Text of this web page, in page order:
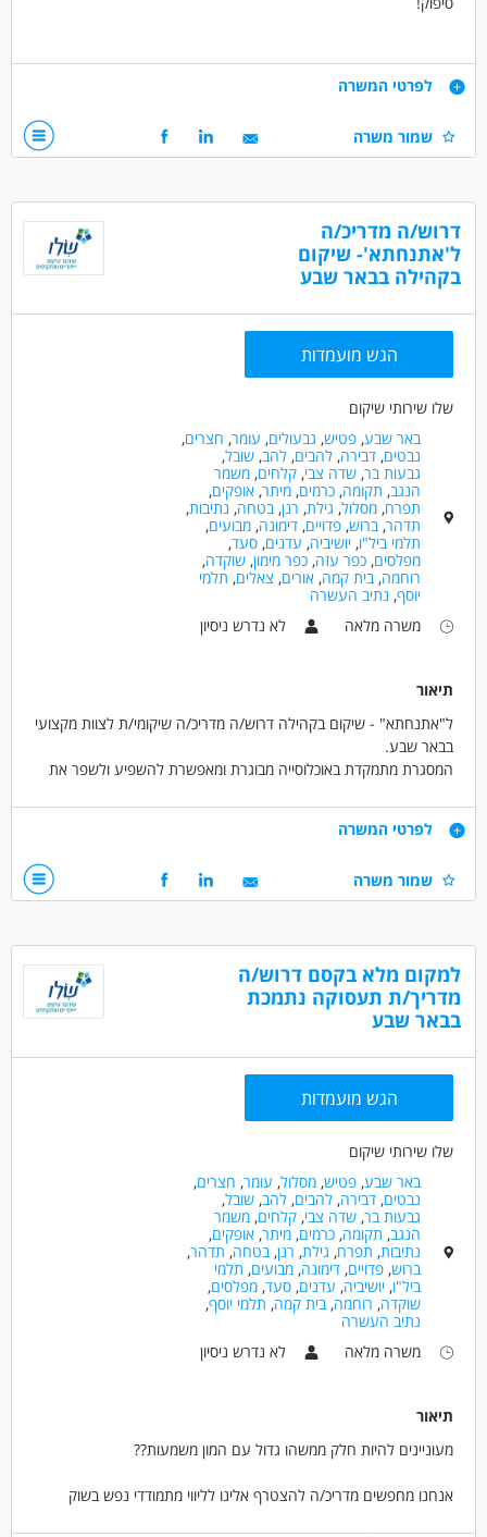
ליווי וסיוע למתמודדים בפיתוח מיומנויות אישיות,
בניה ועבודה על תוכנית השיקום של המתמודד/ת
תינתן הכשרה מקצועית קבועה!
עבודה במשרה מלאה עם שעות גמישות
אפשרויות פיתוח וקידום,
סבסוד לימודים לתואר טיפולי,
המלצה לתואר שני ועוד!
דרישות
אמפתיה ואסרטיביות
חינוך, הוראה והדרכה - מדריך/ה
כללי /ללא הכשרה - עובד/ת כללי
מדעי החברה - סטודנטים
מאפייני משרה
מעל שנתיים ניסיון
עבודה ללא ניסיון
אקדמאים ללא נסיון
לפרטי המשרה
שמור משרה
דרוש/ה מדריכ/ה
ל'אתנחתא'- שיקום
בקהילה בבאר שבע
הגש מועמדות
שלו שירותי שיקום
באר שבע,פטיש, גבעולים, עומר, חצרים,
נבטים,דבירה,להבים,להב,שובל,
גבעות בר,שדה צבי,קלחים,משמר
הנגב, תקומה,כרמים,מיתר,אופקים,
תפרח,מסלול, גילת, רנן,בטחה, נתיבות,
תדהר,ברוש,פדויים,דימונה,מבועים,
תלמי ביל"ו,יושיביה, עדנים,סעד,
מפלסים,כפר עזה,כפר מימון,שוקדה,
רוחמה,בית קמה,אורים, צאלים, תלמי
יוסף, נתיב העשרה
משרה מלאה
לא נדרש ניסיון
תיאור
ל"אתנחתא" - שיקום בקהילה דרוש/ה מדריכ/ה שיקומי/ת לצוות מקצועי
בבאר שבע.
המסגרת מתמקדת באוכלוסייה מבוגרת ומאפשרת להשפיע ולשפר את
איך ייראה היום שלך?
ליווי בקידום מטרות אישיות דרך פעילויות מגוונות (הליכות, ספורט, סיוע
חברתי והפגת בדידות).
אין צורך בניסיון – הכשרה ניתנת במקום.
תנאים:
משמרות גמישות בשעות היום
דרישות
יכולת הקשבה, הכלה, אחריות ויוזמה
כללי /ללא הכשרה - עובד/ת כללי
מדעי החברה - סטודנטים
חינוך, הוראה והדרכה - מדריך/ה
מאפייני משרה
לא נדרש ניסיון
עבודה מיידית
בני 40 פלוס
לפרטי המשרה
שמור משרה
למקום מלא בקסם דרוש/ה
מדריך/ת תעסוקה נתמכת
בבאר שבע
הגש מועמדות
שלו שירותי שיקום
באר שבע,פטיש,מסלול, עומר, חצרים,
נבטים,דבירה,להבים,להב,שובל,
גבעות בר,שדה צבי,קלחים,משמר
הנגב, תקומה,כרמים,מיתר,אופקים,
נתיבות, תפרח, גילת, רנן,בטחה, תדהר,
ברוש,פדויים,דימונה,מבועים, תלמי
ביל"ו,יושיביה, עדנים,סעד,מפלסים,
שוקדה, רוחמה,בית קמה, תלמי יוסף,
נתיב העשרה
משרה מלאה
לא נדרש ניסיון
תיאור
מעוניינים להיות חלק ממשהו גדול עם המון משמעות??
אנחנו מחפשים מדריכ/ה להצטרף אלינו לליווי מתמודדי נפש בשוק